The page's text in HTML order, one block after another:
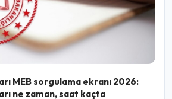
MEB sorgulama ekranı 2026:
ne zaman, saat kaçta